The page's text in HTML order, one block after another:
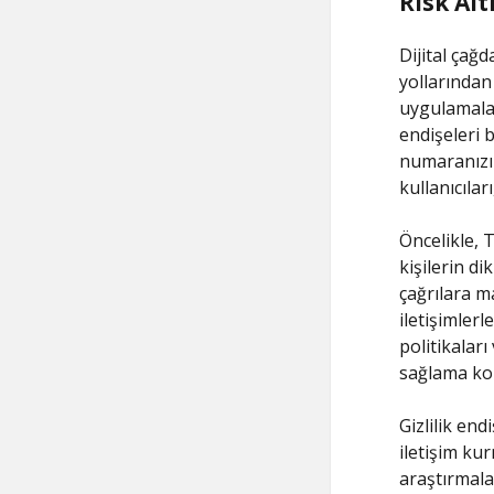
Dijital
endişeleri
Öncelikle,
kişilerin
çağrılara
iletişimlerle
sağlama
Gizlilik
iletişim